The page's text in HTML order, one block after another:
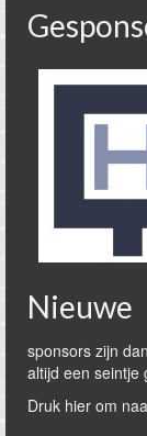
Nieuwe
sponsors zijn
altijd een seintje
Druk hier om